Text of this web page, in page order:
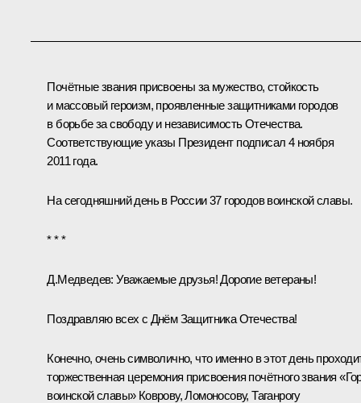
Почётныезвания присвоены за мужество, стойкость
и массовый героизм, проявленные защитниками городов
в борьбе за свободу и независимость Отечества.
Соответствующиеуказы Президент подписал 4 ноября
2011 года.
На сегодняшний день в России 37 городов воинской славы.
* * *
Д.Медведев: Уважаемые друзья! Дорогие ветераны!
Поздравляю всех с Днём Защитника Отечества!
Конечно, очень символично, что именно в этот день
торжественная церемония присвоения почётного звания
воинской славы» Коврову, Ломоносову, Таганрогу